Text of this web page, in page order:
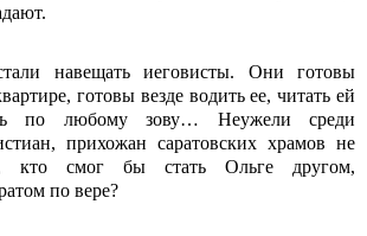
навещать иеговисты. Они готовы
готовы везде водить ее, читать ей
по любому зову… Неужели среди
прихожан саратовских храмов не
кто смог бы стать Ольге другом,
по вере?